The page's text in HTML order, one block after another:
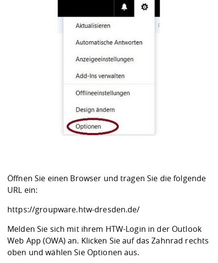
Öffnen Sie einen Browser und tragen Sie die folgende
URL ein:
https://groupware.htw-dresden.de/
Melden Sie sich mit ihrem HTW-Login in der Outlook
Web App (OWA) an. Klicken Sie auf das Zahnrad rechts
oben und wählen Sie Optionen aus.